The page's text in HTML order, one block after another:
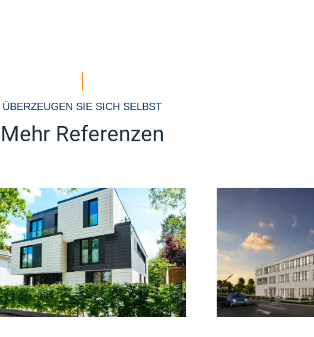
ÜBERZEUGEN SIE SICH SELBST
Mehr Referenzen